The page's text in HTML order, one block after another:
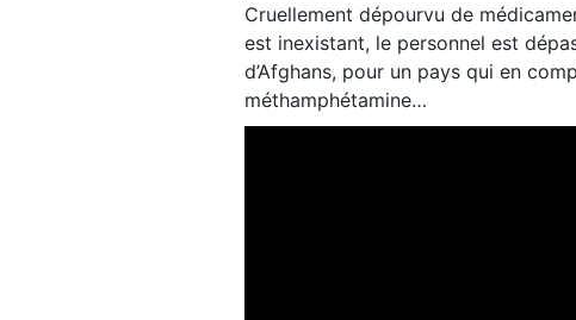
Cruellement dépourvu de
est inexistant, le personnel est
d’Afghans, pour un pays qui en
méthamphétamine…